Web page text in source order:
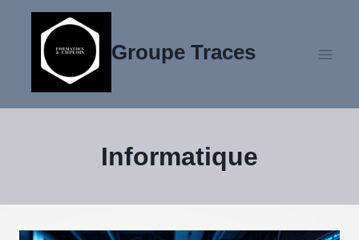
contenu
Groupe Traces
Informatique